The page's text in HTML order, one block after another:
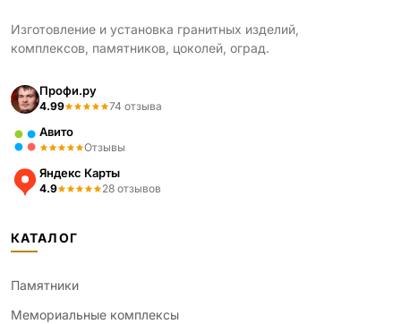
Изготовление и установка гранитных изделий,
комплексов, памятников, цоколей, оград.
Профи.ру
4.99 74 отзыва
Авито
Отзывы
Яндекс Карты
4.9 28 отзывов
КАТАЛОГ
Памятники
Мемориальные комплексы